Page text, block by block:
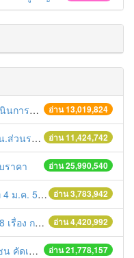
อ่าน 13,019,824
บบบูรณาการ
อ่าน 11,424,742
นายน 2558
อ่าน 25,990,540
ราคา
อ่าน 3,783,942
ม.ค. 58
อ่าน 4,420,992
ห้แก่เกษตรกร
อ่าน 21,778,157
าด ประจำปี ๒๕๕๔